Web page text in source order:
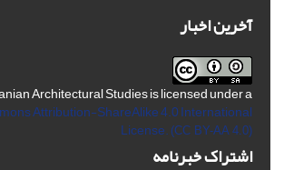
آخرین اخبار
Architectural Studies is licensed under a
Attribution-ShareAlike 4.0 International
License. (CC BY-AA 4.0)
اشتراک خبرنامه